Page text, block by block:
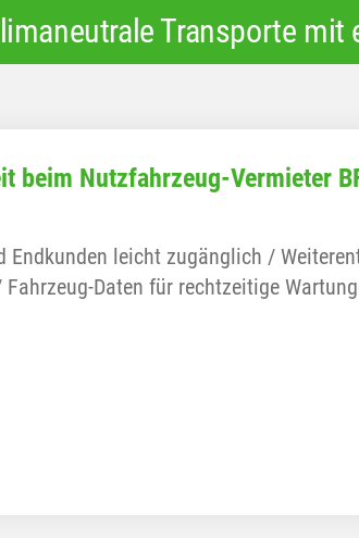
Transporte mit
beim Nutzfahrzeug-Vermieter
Endkunden leicht zugänglich /
Daten für rechtzeitige